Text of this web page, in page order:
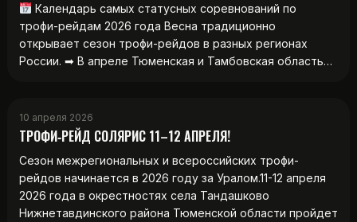
Календарь самых статусных соревнований по
трофи-рейдам 2026 года Весна традиционно
открывает сезон трофи-рейдов в разных регионах
России. ➡ В апреле Тюменская и Тамбовская область…
10 апреля 2026
ТРОФИ‑РЕЙД СОЛЯРИС 11–12 АПРЕЛЯ!
Сезон межрегиональных и всероссийских трофи-
рейдов начинается в 2026 году за Уралом.11-12 апреля
2026 года в окрестностях села Тандашково
Нижнетавдинского района Тюменской области пройдет